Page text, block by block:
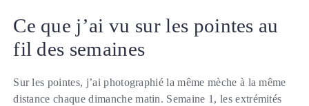
Ce que j’ai vu sur les pointes au
fil des semaines
Sur les pointes, j’ai photographié la même mèche à la même
distance chaque dimanche matin. Semaine 1, les extrémités